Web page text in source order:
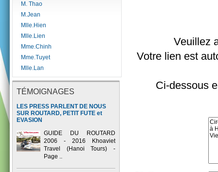
M. Thao
M.Jean
Mlle.Hien
Mlle.Lien
Mme.Chinh
Mme.Tuyet
Mlle.Lan
TÉMOIGNAGES
LES PRESS PARLENT DE NOUS
SUR ROUTARD, PETIT FUTE et
EVASION
GUIDE DU ROUTARD
2006 - 2016 Khoaviet
Travel (Hanoi Tours) -
Page ..
Veuillez
Votre lien est
Ci-dessous